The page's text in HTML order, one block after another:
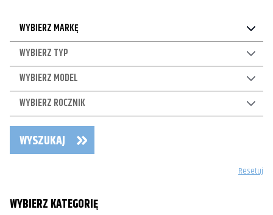
WYBIERZ MARKĘ
WYBIERZ TYP
WYBIERZ MODEL
WYBIERZ ROCZNIK
WYSZUKAJ
Resetuj
WYBIERZ KATEGORIĘ